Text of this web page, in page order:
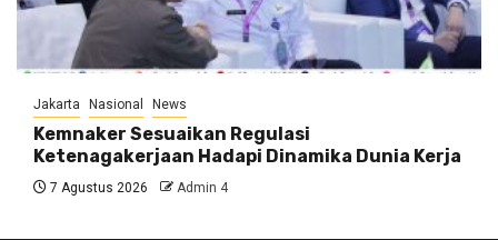
Jakarta Nasional News
Kemnaker Sesuaikan Regulasi
Ketenagakerjaan Hadapi Dinamika Dunia Kerja
7 Agustus 2026 Admin 4